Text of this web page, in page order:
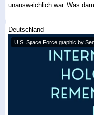
unausweichlich war. Was
Deutschland
U.S. Space Force graphic by